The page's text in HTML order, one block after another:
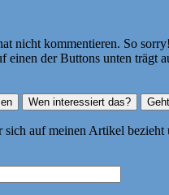
nicht kommentieren. So
der Buttons unten trägt
sich auf meinen Artikel